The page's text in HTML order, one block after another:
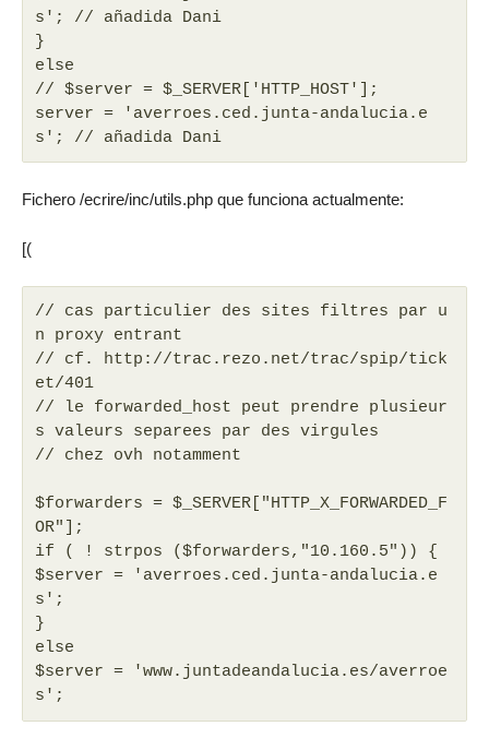
s'; // añadida Dani
}
else
// $server = $_SERVER['HTTP_HOST'];
server = 'averroes.ced.junta-andalucia.e
s'; // añadida Dani
Fichero /ecrire/inc/utils.php que funciona actualmente:
[(
// cas particulier des sites filtres par u
n proxy entrant
// cf. http://trac.rezo.net/trac/spip/tick
et/401
// le forwarded_host peut prendre plusieur
s valeurs separees par des virgules
// chez ovh notamment
$forwarders = $_SERVER["HTTP_X_FORWARDED_F
OR"];
if ( ! strpos ($forwarders,"10.160.5")) {
$server = 'averroes.ced.junta-andalucia.e
s';
}
else
$server = 'www.juntadeandalucia.es/averroe
s';